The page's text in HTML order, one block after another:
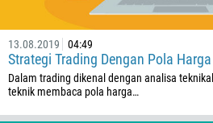
13.08.2019 04:49
Strategi Trading Dengan Pola
Dalam trading dikenal dengan analisa
teknik membaca pola harga…